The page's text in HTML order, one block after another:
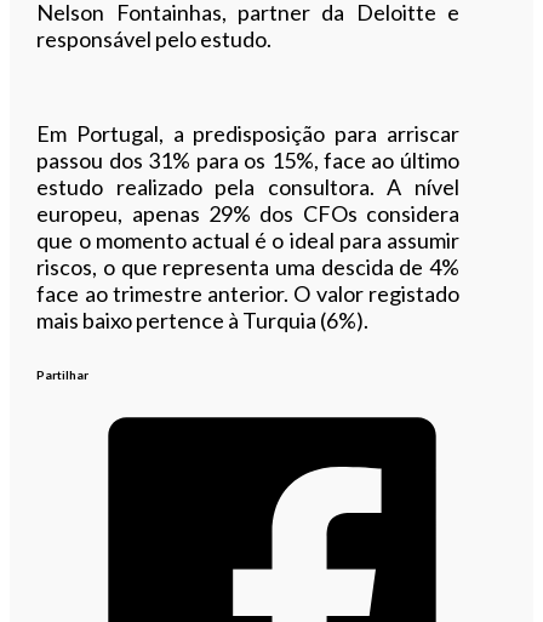
Nelson Fontainhas, partner da Deloitte e
responsável pelo estudo.
Em Portugal, a predisposição para arriscar
passou dos 31% para os 15%, face ao último
estudo realizado pela consultora. A nível
europeu, apenas 29% dos CFOs considera
que o momento actual é o ideal para assumir
riscos, o que representa uma descida de 4%
face ao trimestre anterior. O valor registado
mais baixo pertence à Turquia (6%).
Partilhar